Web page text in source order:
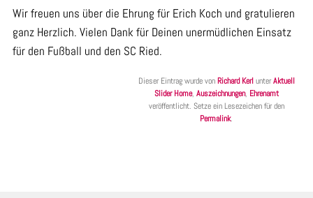
Wir freuen uns über die Ehrung für Erich Koch und gratulieren
ganz Herzlich. Vielen Dank für Deinen unermüdlichen Einsatz
für den Fußball und den SC Ried.
Dieser Eintrag wurde vonRichard KerlunterAktuell
Slider Home, Auszeichnungen, Ehrenamt
veröffentlicht. Setze ein Lesezeichen für den
Permalink.